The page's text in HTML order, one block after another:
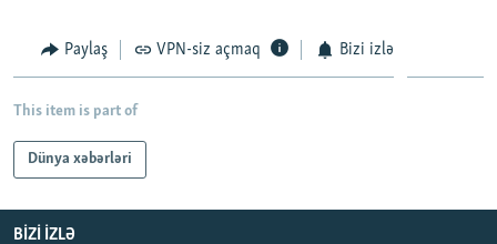
Paylaş VPN-siz açmaq Bizi izlə
This item is part of
Dünya xəbərləri
BIZI IZLƏ